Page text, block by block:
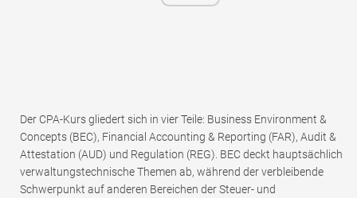
Der CPA-Kurs gliedert sich in vier Teile: Business Environment &
Concepts (BEC), Financial Accounting & Reporting (FAR), Audit &
Attestation (AUD) und Regulation (REG). BEC deckt hauptsächlich
verwaltungstechnische Themen ab, während der verbleibende
Schwerpunkt auf anderen Bereichen der Steuer- und